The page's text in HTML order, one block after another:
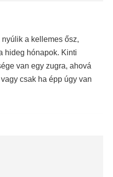
a kellemes ősz,
hideg hónapok. Kinti
van egy zugra, ahová
csak ha épp úgy van